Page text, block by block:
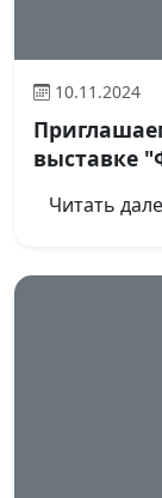
10.11.2024
выставке
Читать